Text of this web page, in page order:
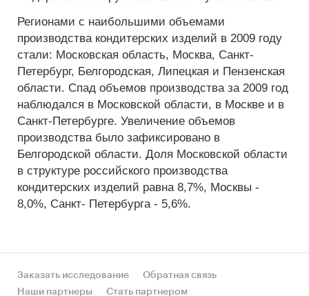
Регионами с наибольшими объемами
производства кондитерских изделий в 2009 году
стали: Московская область, Москва, Санкт-
Петербург, Белгородская, Липецкая и Пензенская
области. Спад объемов производства за 2009 год
наблюдался в Московской области, в Москве и в
Санкт-Петербурге. Увеличение объемов
производства было зафиксировано в
Белгородской области. Доля Московской области
в структуре российского производства
кондитерских изделий равна 8,7%, Москвы -
8,0%, Санкт- Петербурга - 5,6%.
Заказать исследование
Обратная связь
Наши партнеры
Стать партнером